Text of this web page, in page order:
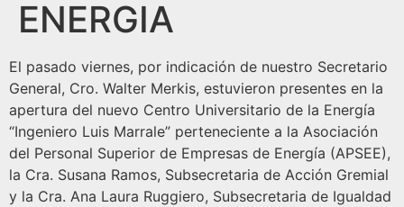
ENERGIA
El pasado viernes, por indicación de nuestro Secretario
General, Cro. Walter Merkis, estuvieron presentes en la
apertura del nuevo Centro Universitario de la Energía
“Ingeniero Luis Marrale” perteneciente a la Asociación
del Personal Superior de Empresas de Energía (APSEE),
la Cra. Susana Ramos, Subsecretaria de Acción Gremial
y la Cra. Ana Laura Ruggiero, Subsecretaria de Igualdad